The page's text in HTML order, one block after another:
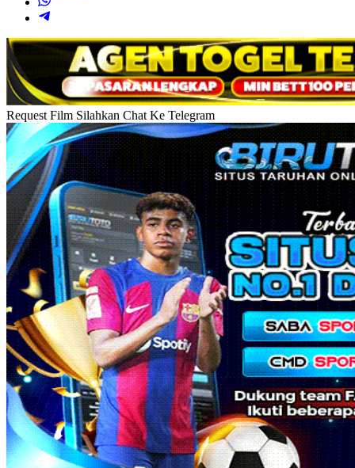
Request Film Silahkan Chat Ke Telegram